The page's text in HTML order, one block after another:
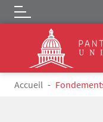
Aller au contenu principal
Logo
Fil d'Ariane
Accueil